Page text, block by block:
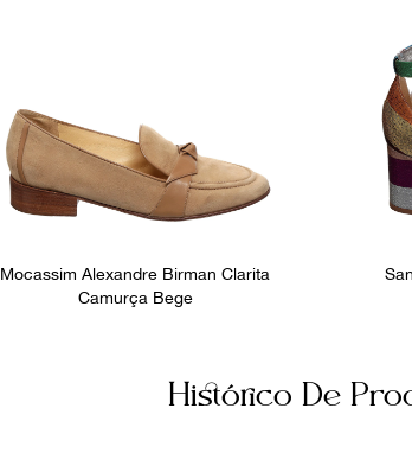
Mocassim Alexandre Birman Clarita
Camurça Bege
Histórico De